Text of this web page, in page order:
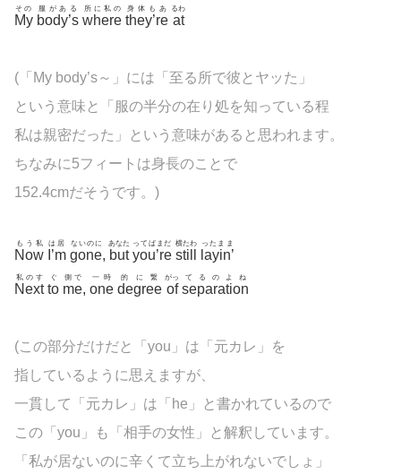
My
その
body’s
服がある
where
所に私の
they’re
身体もあ
at
るわ
(「My body’s～」には「至る所で彼とヤッた」
という意味と「服の半分の在り処を知っている程
私は親密だった」という意味があると思われます。
ちなみに5フィートは身長のことで
152.4cmだそうです。)
Now
もう私
I’m
は居
gone
ないのに
, but
あなた
you’re
ってばまだ
still
横たわ
layin’
ったまま
Next
私のす
to
ぐ
me
側で
, one
一時
degree
的に繋
of
がっ
separation
てるのよね
(この部分だけだと「you」は「元カレ」を
指しているように思えますが、
一貫して「元カレ」は「he」と書かれているので
この「you」も「相手の女性」と解釈しています。
「私が居ないのに辛くて立ち上がれないでしょ」